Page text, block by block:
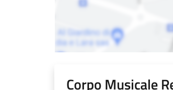
Corpo Musicale